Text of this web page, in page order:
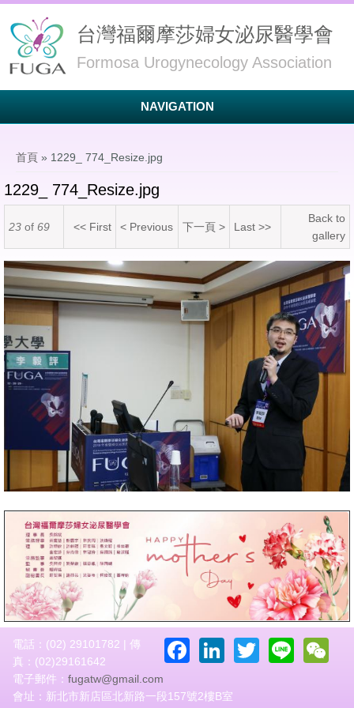
台灣福爾摩莎婦女泌尿醫學會
Formosa Urogynecology Association
NAVIGATION
首頁 » 1229_ 774_Resize.jpg
1229_ 774_Resize.jpg
23 of 69 << First < Previous 下一頁 > Last >>
Back to
gallery
1229_ 774_Resize.jpg
Facebook
LinkedIn
Twitter
Line
電話：(02) 29101782 | 傳
真：(02)29161642
電子郵件： fugatw@gmail.com
會址：新北市新店區北新路一段157號2樓B室